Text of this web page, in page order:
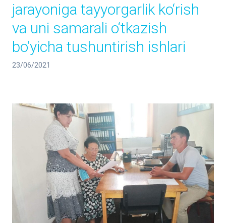
jarayoniga tayyorgarlik ko‘rish
va uni samarali o‘tkazish
bo‘yicha tushuntirish ishlari
23/06/2021